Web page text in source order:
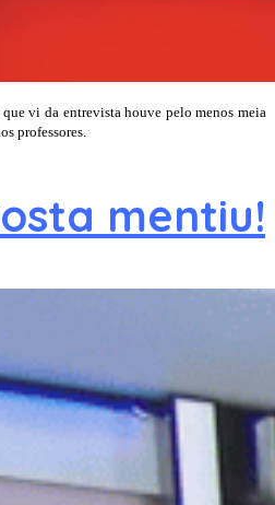
vi da entrevista houve pelo menos meia
professores.
mentiu!